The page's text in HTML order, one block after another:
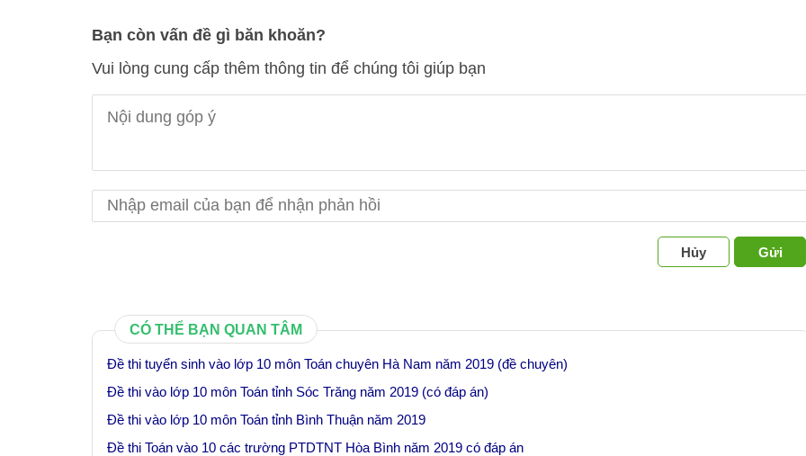
Bạn còn vấn đề gì băn khoăn?
Vui lòng cung cấp thêm thông tin để chúng tôi giúp bạn
Hủy Gửi
CÓ THỂ BẠN QUAN TÂM
Đề thi tuyển sinh vào lớp 10 môn Toán chuyên Hà Nam năm 2019 (đề chuyên)
Đề thi vào lớp 10 môn Toán tỉnh Sóc Trăng năm 2019 (có đáp án)
Đề thi vào lớp 10 môn Toán tỉnh Bình Thuận năm 2019
Đề thi Toán vào 10 các trường PTDTNT Hòa Bình năm 2019 có đáp án